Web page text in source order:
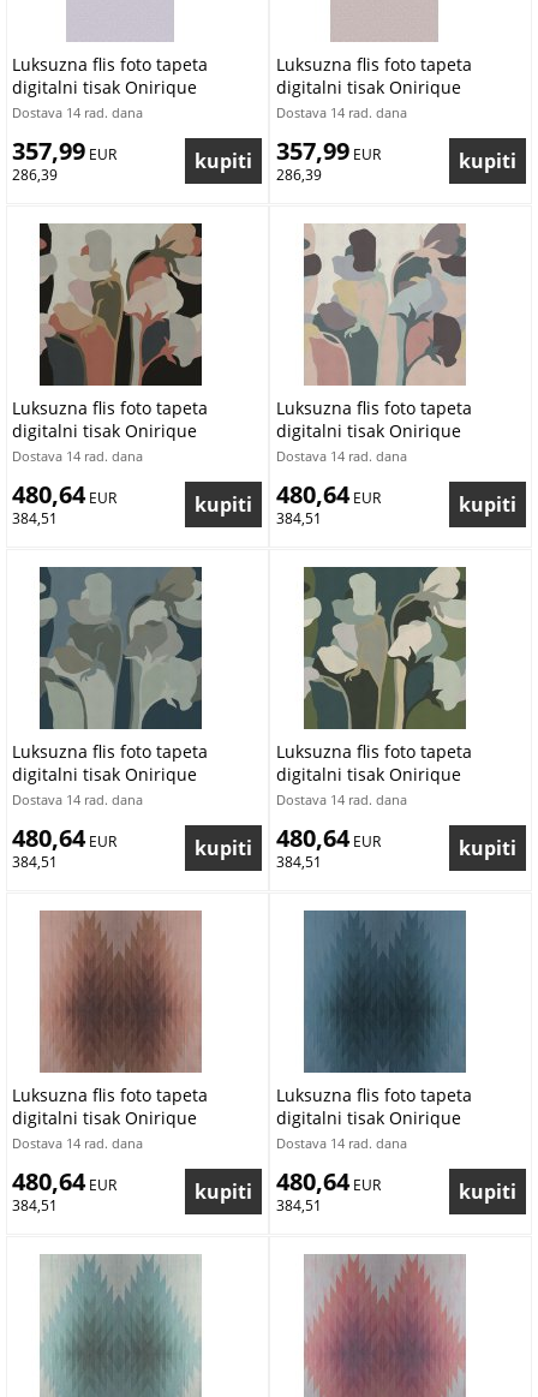
Luksuzna flis foto tapeta
digitalni tisak Onirique
OND22131 | 200 x 300 cm |
Dostava 14 rad. dana
357,99 EUR
286,39
Luksuzna flis foto tapeta
digitalni tisak Onirique
OND22130 | 200 x 300 cm |
Dostava 14 rad. dana
357,99 EUR
286,39
Luksuzna flis foto tapeta
digitalni tisak Onirique
OND22123 | 300 x 300 cm |
Dostava 14 rad. dana
480,64 EUR
384,51
Luksuzna flis foto tapeta
digitalni tisak Onirique
OND22122 | 300 x 300 cm |
Dostava 14 rad. dana
480,64 EUR
384,51
Luksuzna flis foto tapeta
digitalni tisak Onirique
OND22121 | 300 x 300 cm |
Dostava 14 rad. dana
480,64 EUR
384,51
Luksuzna flis foto tapeta
digitalni tisak Onirique
OND22120 | 300 x 300 cm |
Dostava 14 rad. dana
480,64 EUR
384,51
Luksuzna flis foto tapeta
digitalni tisak Onirique
OND22113 | 300 x 300 cm |
Dostava 14 rad. dana
480,64 EUR
384,51
Luksuzna flis foto tapeta
digitalni tisak Onirique
OND22112 | 300 x 300 cm |
Dostava 14 rad. dana
480,64 EUR
384,51